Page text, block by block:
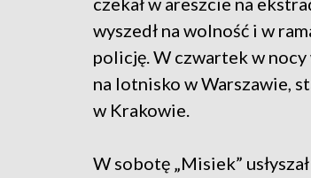
wyszedł na wolność i w
policję. W czwartek w
na lotnisko w Warszawie,
w Krakowie.
W sobotę „Misiek”